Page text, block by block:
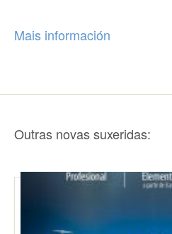
Mais información
Outras novas suxeridas: